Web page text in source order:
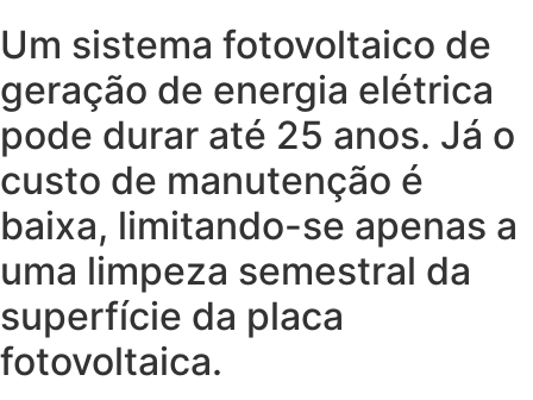
Um sistema fotovoltaico de
geração de energia elétrica
pode durar até 25 anos. Já o
custo de manutenção é
baixa, limitando-se apenas a
uma limpeza semestral da
superfície da placa
fotovoltaica.